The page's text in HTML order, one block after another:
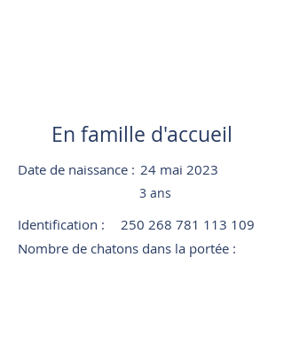
En famille d'accueil
Date de naissance :24 mai 2023
3 ans
Identification :
250 268 781 113 109
Nombre de chatons dans la portée :